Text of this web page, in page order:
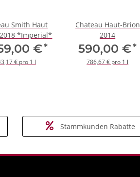
Smith Haut
*Imperial*
€*
€ pro 1 l
Chateau Haut-Brion
2014
590,00 €*
786,67 € pro 1 l
Stammkunden Rabatte